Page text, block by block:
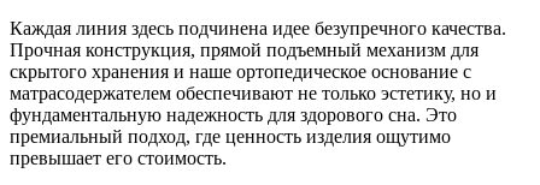
Каждая линия здесь подчинена идее безупречного качества.
Прочная конструкция, прямой подъемный механизм для
скрытого хранения и наше ортопедическое основание с
матрасодержателем обеспечивают не только эстетику, но и
фундаментальную надежность для здорового сна. Это
премиальный подход, где ценность изделия ощутимо
превышает его стоимость.